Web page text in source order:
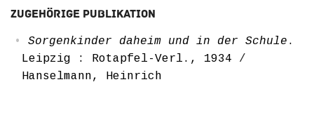
Zugehörige Publikation
Sorgenkinder daheim und in der Schule .
Leipzig : Rotapfel-Verl., 1934 /
Hanselmann, Heinrich